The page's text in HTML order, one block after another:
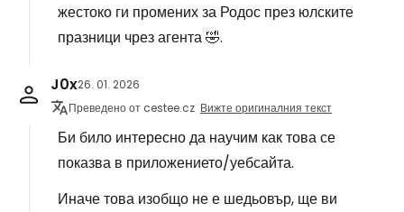
жестоко ги промених за Родос през юлските
празници чрез агента 🤣.
J0x26. 01. 2026
Преведено от cestee.cz Вижте оригиналния текст
Би било интересно да научим как това се
показва в приложението/уебсайта.
Иначе това изобщо не е шедьовър, ще ви